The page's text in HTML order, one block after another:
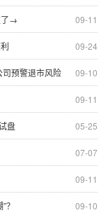
09-11
了→
09-24
09-10
预警退市风险
09-11
05-25
盘
07-07
09-11
09-10
？